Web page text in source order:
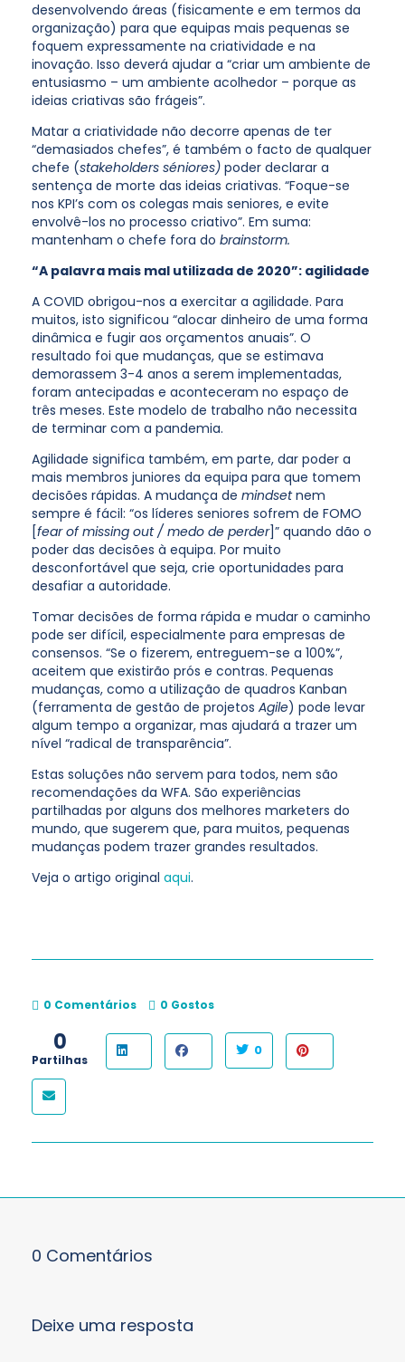
desenvolvendo áreas (fisicamente e em termos da
organização) para que equipas mais pequenas se
foquem expressamente na criatividade e na
inovação. Isso deverá ajudar a “criar um ambiente de
entusiasmo – um ambiente acolhedor – porque as
ideias criativas são frágeis”.
Matar a criatividade não decorre apenas de ter
“demasiados chefes”, é também o facto de qualquer
chefe (stakeholders séniores) poder declarar a
sentença de morte das ideias criativas. “Foque-se
nos KPI’s com os colegas mais seniores, e evite
envolvê-los no processo criativo”. Em suma:
mantenham o chefe fora do brainstorm.
“A palavra mais mal utilizada de 2020”: agilidade
A COVID obrigou-nos a exercitar a agilidade. Para
muitos, isto significou “alocar dinheiro de uma forma
dinâmica e fugir aos orçamentos anuais”. O
resultado foi que mudanças, que se estimava
demorassem 3-4 anos a serem implementadas,
foram antecipadas e aconteceram no espaço de
três meses. Este modelo de trabalho não necessita
de terminar com a pandemia.
Agilidade significa também, em parte, dar poder a
mais membros juniores da equipa para que tomem
decisões rápidas. A mudança de mindsetnem
sempre é fácil: “os líderes seniores sofrem de FOMO
[fear of missing out / medo de perder]” quando dão o
poder das decisões à equipa. Por muito
desconfortável que seja, crie oportunidades para
desafiar a autoridade.
Tomar decisões de forma rápida e mudar o caminho
pode ser difícil, especialmente para empresas de
consensos. “Se o fizerem, entreguem-se a 100%”,
aceitem que existirão prós e contras. Pequenas
mudanças, como a utilização de quadros Kanban
(ferramenta de gestão de projetos Agile) pode levar
algum tempo a organizar, mas ajudará a trazer um
nível “radical de transparência”.
Estas soluções não servem para todos, nem são
recomendações da WFA. São experiências
partilhadas por alguns dos melhores marketers do
mundo, que sugerem que, para muitos, pequenas
mudanças podem trazer grandes resultados.
Veja o artigo original aqui.
0 Comentários 0 Gostos
0
Partilhas
0
0 Comentários
Deixe uma resposta